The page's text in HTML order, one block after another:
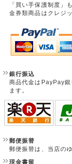
「買い手保護制度」
金券類商品はクレジ
銀行振込
商品代金はPayPay
ます。
郵便振替
郵便振替は、当店の
現金書留